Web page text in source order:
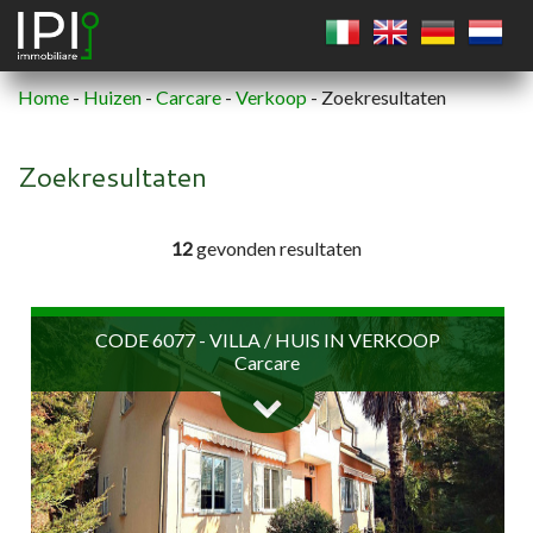
Home-Huizen-Carcare-Verkoop-Zoekresultaten
Zoekresultaten
12gevonden resultaten
CODE 6077 - VILLA / HUIS IN VERKOOP
Carcare